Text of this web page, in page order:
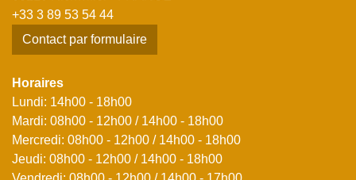
+33 3 89 53 54 44
Contact par formulaire
Horaires
Lundi: 14h00 - 18h00
Mardi: 08h00 - 12h00 / 14h00 - 18h00
Mercredi: 08h00 - 12h00 / 14h00 - 18h00
Jeudi: 08h00 - 12h00 / 14h00 - 18h00